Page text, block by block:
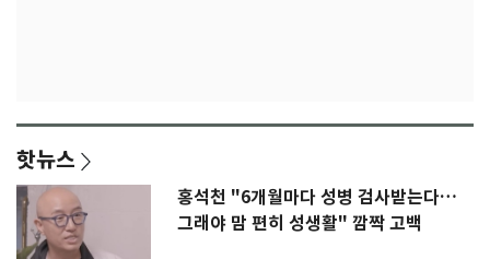
핫뉴스
홍석천 "6개월마다 성병 검사받는다…
그래야 맘 편히 성생활" 깜짝 고백